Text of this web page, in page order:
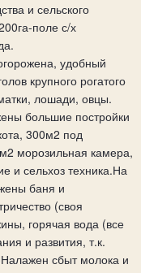
и сельского
поле с/х
удобный
крупного рогатого
лошади, овцы.
большие постройки
300м2 под
морозильная камера,
и сельхоз техника.На
баня и
(своя
горячая вода (все
и развития, т.к.
сбыт молока и